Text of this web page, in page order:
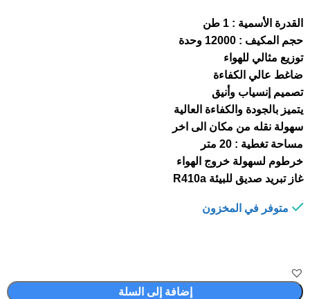
القدرة الأسمية : 1 طن
حجم المكيف : 12000 وحدة
توزيع مثالي للهواء
ضاغط عالي الكفاءة
تصميم إنسياب وأنيق
يتميز بالجودة والكفاءة العالية
سهولة نقله من مكان الى اخر
مساحة تغطية : 20 متر
خرطوم لسهولة خروج الهواء
غاز تبريد صديق للبيئة R410a
متوفر في المخزون
إضافة إلى السلة